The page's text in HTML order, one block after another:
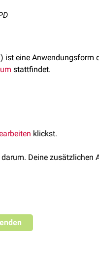
ist eine Anwendungsform
stattfindet.
nach einer festgelegten
Kunststoffbeutel
Dialysatlösungen stehen
zur Erfolgskontrolle
klickst.
Deine zusätzlichen